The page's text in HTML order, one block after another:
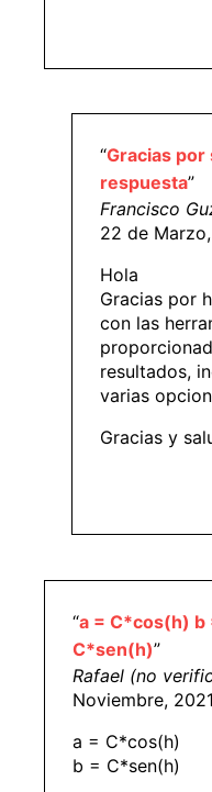
“Gracias por
respuesta”
Francisco
22 de
Hola
Gracias por
con las
resultados,
varias
Gracias y
“a = C*cos(h) b
C*sen(h)”
Rafael (no
Noviembre,
a = C*cos(h)
b = C*sen(h)